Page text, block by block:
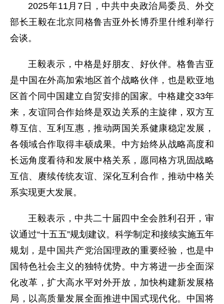
2025年11月7日，中共中央政治局委员、外交
部长王毅在北京同格鲁吉亚外长博乔里什维利举行
会谈。
王毅表示，中格是好朋友、好伙伴。格鲁吉亚
是中国在外高加索地区首个战略伙伴，也是欧亚地
区首个同中国建立自贸安排的国家。中格建交33年
来，友谊同合作始终是双边关系的主旋律，双方互
尊互信、互利互惠，推动两国关系健康稳定发展，
各领域合作取得丰硕成果。中方始终从战略高度和
长远角度看待和发展中格关系，愿同格方巩固战略
互信、赓续传统友谊、深化互利合作，推动中格关
系实现更大发展。
王毅表示，中共二十届四中全会胜利召开，审
议通过“十五五”规划建议。科学制定和接续实施五年
规划，是中国共产党治国理政的重要经验，也是中
国特色社会主义的独特优势。中方将进一步全面深
化改革，扩大高水平对外开放，加快构建新发展格
局，以高质量发展全面推进中国式现代化。中国将